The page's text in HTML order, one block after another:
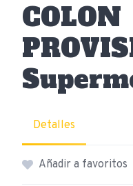
COLON
Detalles
Añadir a favoritos